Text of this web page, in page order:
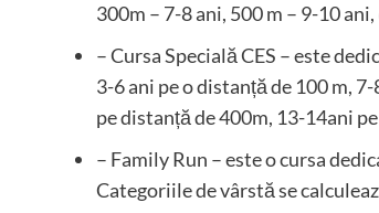
300m – 7-8 ani, 500 m – 9-10
– Cursa Specială CES – este
3-6 ani pe o distanță de 100 m,
pe distanță de 400m, 13-14ani
– Family Run – este o cursa
Categoriile de vârstă se